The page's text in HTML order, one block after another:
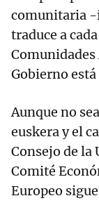
comunitaria -
traduce a
Comunidades
Gobierno
Aunque no
euskera y el
Consejo de la
Comité
Europeo